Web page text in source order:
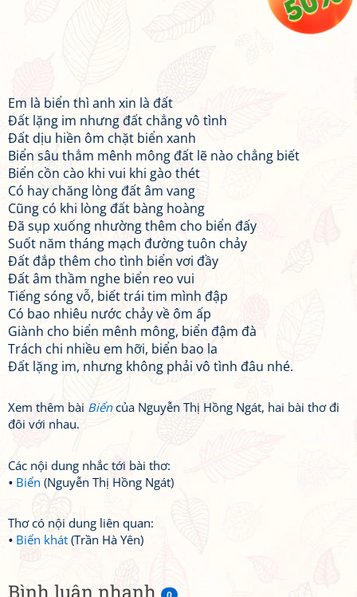
Bình luận nhanh
Em là biển thì anh xin là đất
Đất lặng im nhưng đất chẳng vô tình
Đất dịu hiền ôm chặt biển xanh
Biển sâu thẳm mênh mông đất lẽ nào chẳng biết
Biển cồn cào khi vui khi gào thét
Có hay chăng lòng đất âm vang
Cũng có khi lòng đất bàng hoàng
Đã sụp xuống nhường thêm cho biển đấy
Suốt năm tháng mạch đường tuôn chảy
Đất đắp thêm cho tình biển vơi đầy
Đất âm thầm nghe biển reo vui
Tiếng sóng vỗ, biết trái tim mình đập
Có bao nhiêu nước chảy về ôm ấp
Giành cho biển mênh mông, biển đậm đà
Trách chi nhiều em hỡi, biển bao la
Đất lặng im, nhưng không phải vô tình đâu nhé.
Xem thêm bài Biểncủa Nguyễn Thị Hồng Ngát, hai bài thơ đi
đôi với nhau.
Các nội dung nhắc tới bài thơ:
Biển (Nguyễn Thị Hồng Ngát)
Thơ có nội dung liên quan:
Biển khát (Trần Hà Yên)